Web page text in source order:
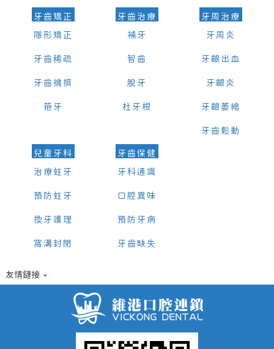
牙齒矯正
隱形矯正
牙齒稀疏
牙齒擁擠
箍牙
牙齒治療
補牙
智齒
脫牙
杜牙根
牙周治療
牙周炎
牙齦出血
牙齦炎
牙齦萎縮
牙齒鬆動
兒童牙科
治療蛀牙
預防蛀牙
換牙護理
窩溝封閉
牙齒保健
牙科通識
口腔異味
預防牙病
牙齒缺失
友情鏈接